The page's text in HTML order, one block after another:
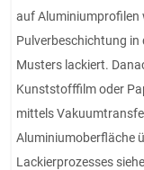
auf Aluminiumprofilen
Pulverbeschichtung in
Musters lackiert.
Kunststofffilm oder
mittels
Aluminiumoberfläche
Lackierprozesses